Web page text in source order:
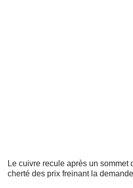
Le cuivre recule après un sommet
cherté des prix freinant la